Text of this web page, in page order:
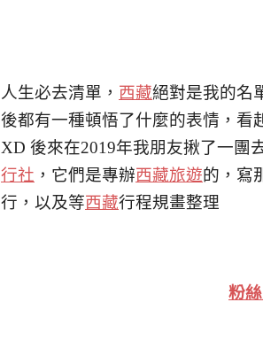
人生必去清單， 西藏絕對是我的名
後都有一種頓悟了什麼的表情，看
XD 後來在2019年我朋友揪了一團
行社 ，它們是專辦西藏旅遊的，寫
行，以及等西藏行程規畫整理
粉